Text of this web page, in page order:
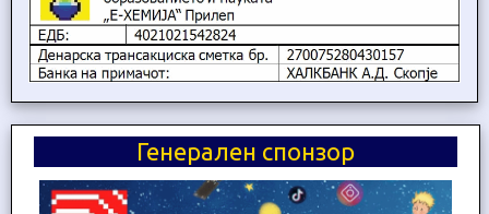
Генерален спонзор